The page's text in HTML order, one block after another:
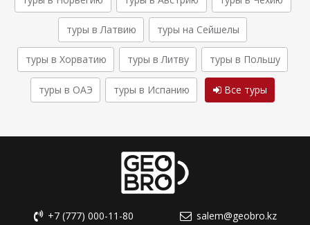
туры в Латвию туры на Сейшелы
туры в Хорватию туры в Литву туры в Польшу
туры в ОАЭ туры в Испанию Все туры
+7 (777) 000-11-80 salem@geobro.kz